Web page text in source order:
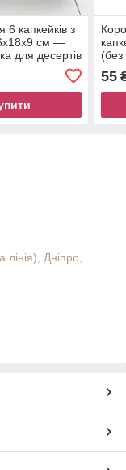
6 капкейків з
см —
для десертів
(без
55
Дніпро,